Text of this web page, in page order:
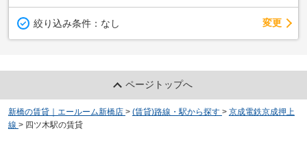
絞り込み条件： なし 変更
ページトップへ
新橋の賃貸｜エールーム新橋店 > (賃貸)路線・駅から探す > 京成電鉄京成押上
線 > 四ツ木駅の賃貸